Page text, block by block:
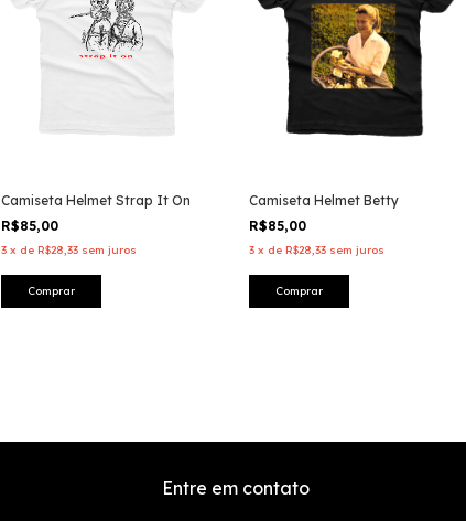
Camiseta Helmet Strap It On
R$85,00
3 x de R$28,33 sem juros
Comprar
Camiseta Helmet Betty
R$85,00
3 x de R$28,33 sem juros
Comprar
Entre em contato